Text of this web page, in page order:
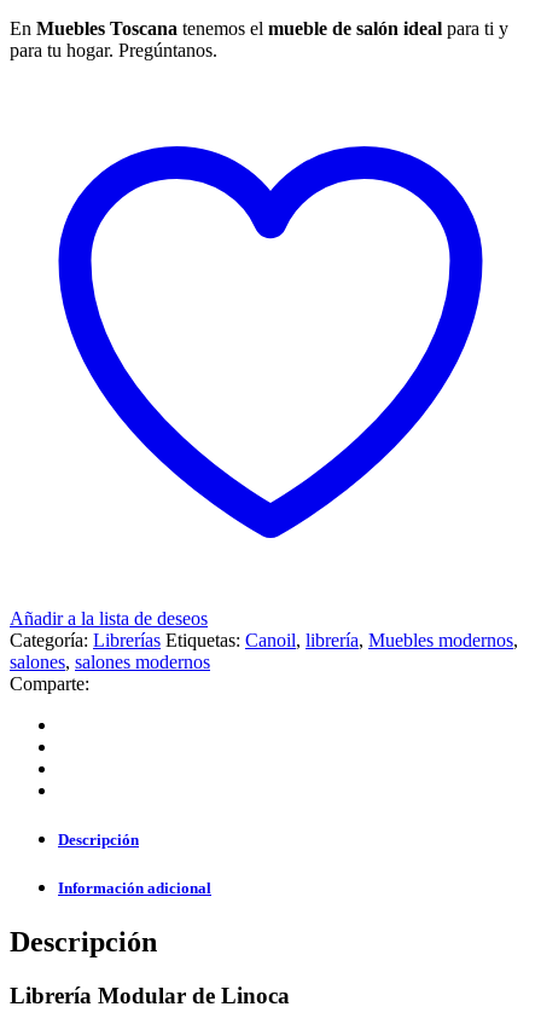
En Muebles Toscana tenemos el mueble de salón ideal para ti y
para tu hogar. Pregúntanos.
Añadir a la lista de deseos
Categoría: Librerías Etiquetas: Canoil, librería, Muebles modernos,
salones, salones modernos
Comparte:
Descripción
Información adicional
Descripción
Librería Modular de Linoca